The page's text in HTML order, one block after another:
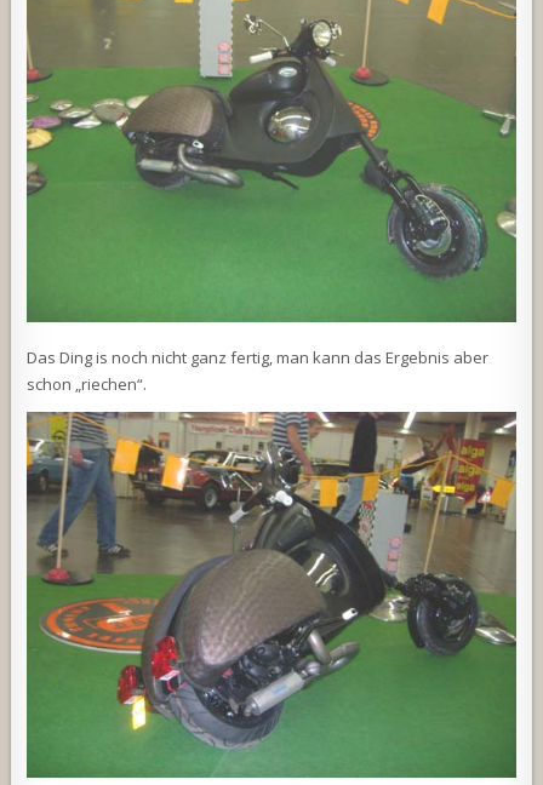
Das Ding is noch nicht ganz fertig, man kann das Ergebnis aber
schon „riechen“.